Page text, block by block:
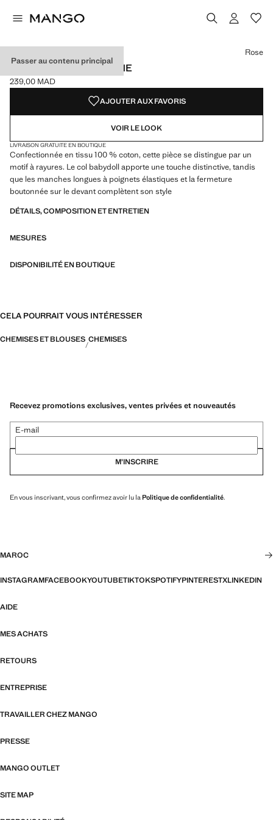
Passer au contenu principal
CHEMISE COL CLAUDINE
Prix actuel [239,00 MAD ]
239,00 MAD
Choisissez une couleur
Couleur Blanc
Couleur Rose sélectionnée
Rose
AJOUTER AUX FAVORIS
VOIR LE LOOK
LIVRAISON GRATUITE EN BOUTIQUE
Confectionnée en tissu 100 % coton, cette pièce se distingue par un
motif à rayures. Le col babydoll apporte une touche distinctive, tandis
que les manches longues à poignets élastiques et la fermeture
boutonnée sur le devant complètent son style
DÉTAILS, COMPOSITION ET ENTRETIEN
MESURES
DISPONIBILITÉ EN BOUTIQUE
CELA POURRAIT VOUS INTÉRESSER
CHEMISES ET BLOUSES CHEMISES
Recevez promotions exclusives, ventes privées et nouveautés
E-mail
M’INSCRIRE
En vous inscrivant, vous confirmez avoir lu la Politique de confidentialité.
MAROC
INSTAGRAMFACEBOOKYOUTUBETIKTOKSPOTIFYPINTERESTXLINKEDIN
AIDE
MES ACHATS
RETOURS
ENTREPRISE
TRAVAILLER CHEZ MANGO
PRESSE
MANGO OUTLET
SITE MAP